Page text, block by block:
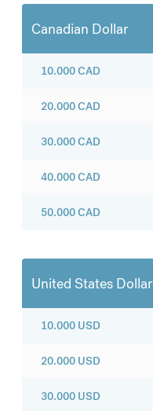
Canadian Dollar
10.000CAD
20.000CAD
30.000CAD
40.000CAD
50.000CAD
United States Dollar
10.000 USD
20.000 USD
30.000 USD